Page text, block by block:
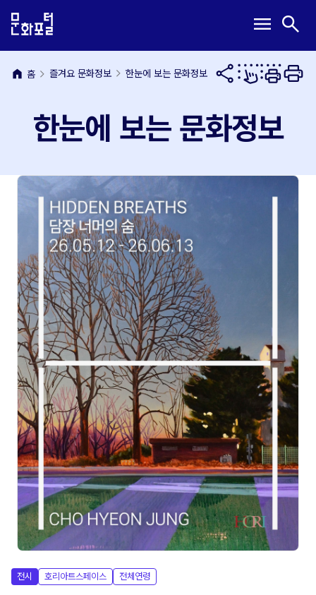
문
내
용
메
뉴
바
메
열
기
menu 검
열
기
search
home 홈 즐겨요 문화정보 한눈에 보는 문화정보
한눈에 보는 문화정보
전시 호리아트스페이스 전체연령